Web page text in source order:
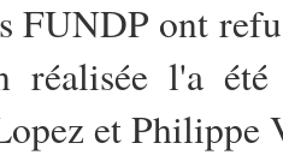
FUNDP ont
réalisée l'a
et Philippe